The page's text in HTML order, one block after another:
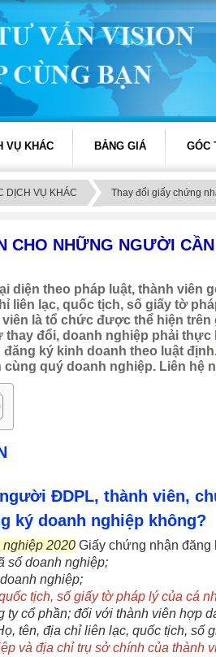
VỤ KHÁC BẢNG GIÁ GÓC
DỊCH VỤ KHÁC Thay đổi giấy chứng
CHO NHỮNG NGƯỜI
diện theo pháp luật, thành viên
liên lạc, quốc tịch, số giấy tờ
là tổ chức được thể hiện
đổi, doanh nghiệp phải
ký kinh doanh theo luật
quý doanh nghiệp. Liên hệ
ĐDPL, thành viên,
ký doanh nghiệp không?
2020 Giấy chứng nhận đăng
số doanh nghiệp;
nghiệp;
tịch, số giấy tờ pháp lý của cá
ty cổ phần; đối với thành viên hợp
tên, địa chỉ liên lạc, quốc tịch, số
và địa chỉ trụ sở chính của thành